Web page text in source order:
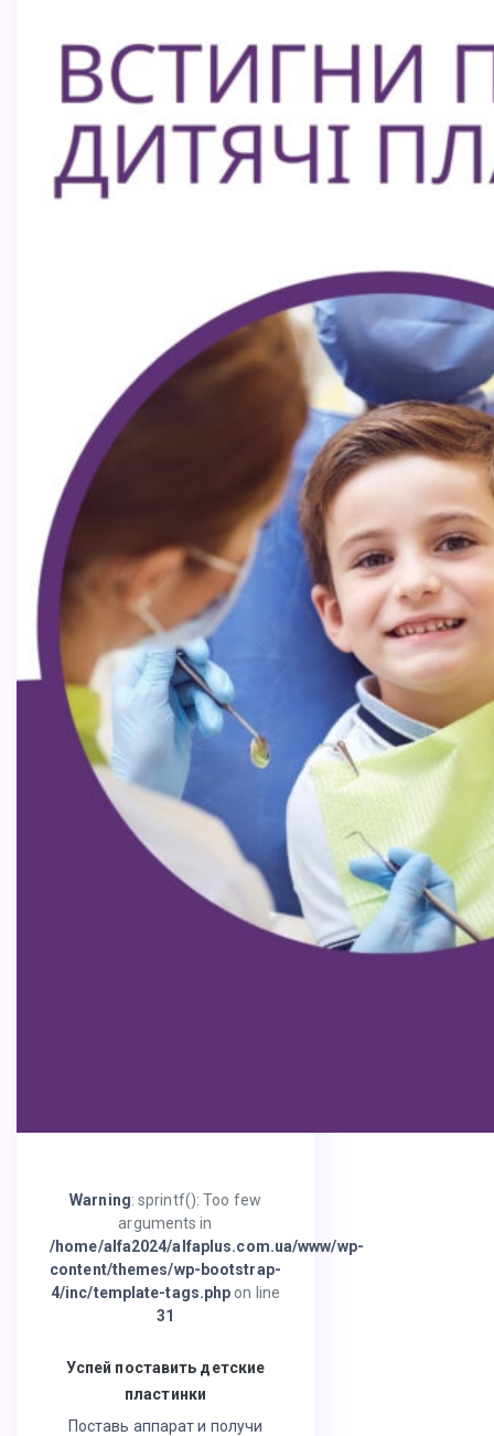
Warning: sprintf(): Too few
arguments in
/home/alfa2024/alfaplus.com.ua/www/wp-
content/themes/wp-bootstrap-
4/inc/template-tags.php on line
31
Успей поставить детские
пластинки
Поставь аппарат и получи